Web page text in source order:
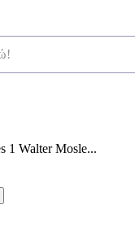
1 Walter Mosle...